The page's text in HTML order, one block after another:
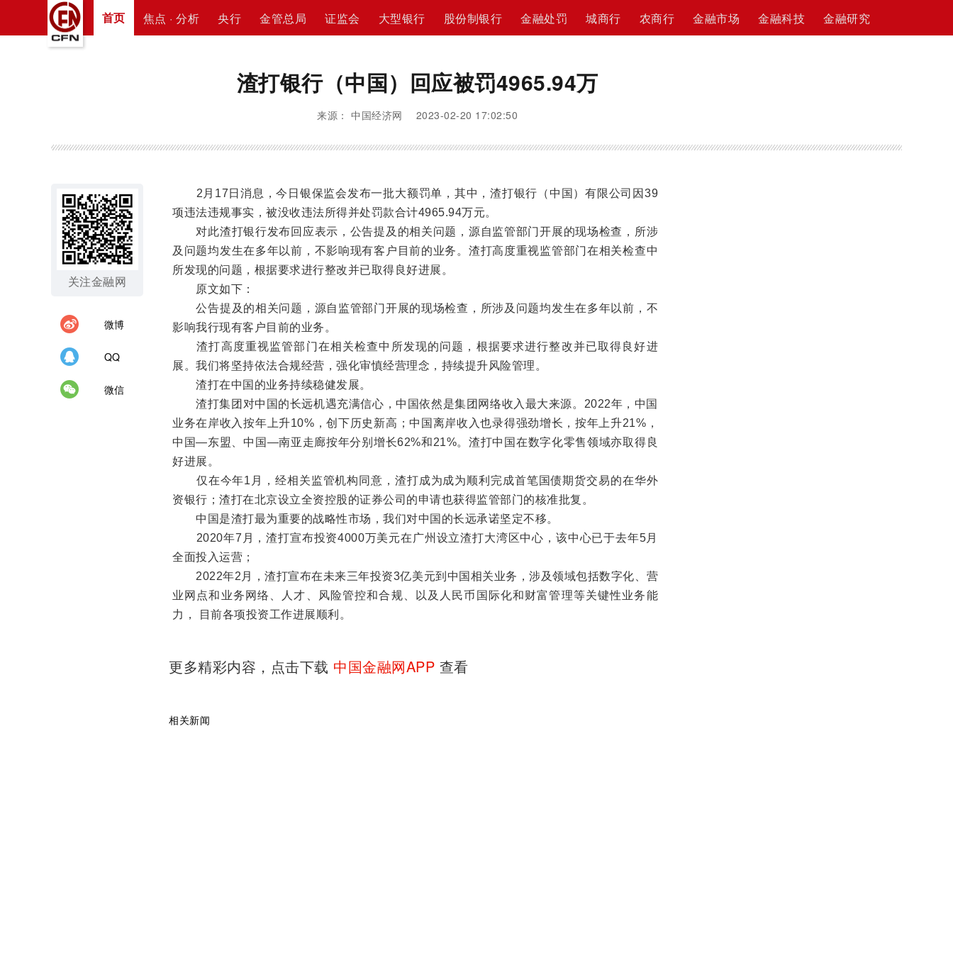
首页 焦点 · 分析 央行 金管总局 证监会 大型银行 股份制银行 金融处罚 城商行 农商行 金融市场 金融科技 金融研究
渣打银行（中国）回应被罚4965.94万
来源： 中国经济网 2023-02-20 17:02:50
关注金融网
微博
QQ
微信
2月17日消息，今日银保监会发布一批大额罚单，其中，渣打银行（中国）有限公司因39
项违法违规事实，被没收违法所得并处罚款合计4965.94万元。
对此渣打银行发布回应表示，公告提及的相关问题，源自监管部门开展的现场检查，所涉
及问题均发生在多年以前，不影响现有客户目前的业务。渣打高度重视监管部门在相关检查中
所发现的问题，根据要求进行整改并已取得良好进展。
原文如下：
公告提及的相关问题，源自监管部门开展的现场检查，所涉及问题均发生在多年以前，不
影响我行现有客户目前的业务。
渣打高度重视监管部门在相关检查中所发现的问题，根据要求进行整改并已取得良好进
展。我们将坚持依法合规经营，强化审慎经营理念，持续提升风险管理。
渣打在中国的业务持续稳健发展。
渣打集团对中国的长远机遇充满信心，中国依然是集团网络收入最大来源。2022年，中国
业务在岸收入按年上升10%，创下历史新高；中国离岸收入也录得强劲增长，按年上升21%，
中国—东盟、中国—南亚走廊按年分别增长62%和21%。渣打中国在数字化零售领域亦取得良
好进展。
仅在今年1月，经相关监管机构同意，渣打成为成为顺利完成首笔国债期货交易的在华外
资银行；渣打在北京设立全资控股的证券公司的申请也获得监管部门的核准批复。
中国是渣打最为重要的战略性市场，我们对中国的长远承诺坚定不移。
2020年7月，渣打宣布投资4000万美元在广州设立渣打大湾区中心，该中心已于去年5月
全面投入运营；
2022年2月，渣打宣布在未来三年投资3亿美元到中国相关业务，涉及领域包括数字化、营
业网点和业务网络、人才、风险管控和合规、以及人民币国际化和财富管理等关键性业务能
力， 目前各项投资工作进展顺利。
更多精彩内容，点击下载 中国金融网APP 查看
相关新闻